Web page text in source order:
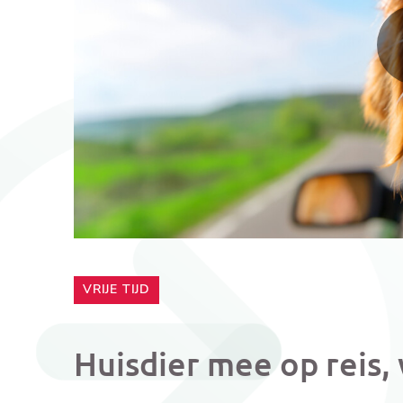
CATEGORIE:
VRIJE TIJD
Huisdier mee op